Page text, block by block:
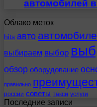
автомобилей
Облако меток
hits авто
выбираем выбор
обзор оборудование
правильно
россии советы такси услуги
Последние записи